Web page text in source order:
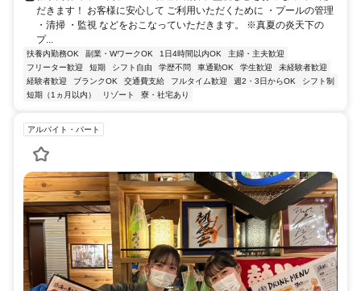
だきます！ お客様に安心して ご利用いただくために ・プールの管理
・清掃 ・監視 などをおこなっていただきます。 ※真夏の炎天下の
プ...
扶養内勤務OK 副業・WワークOK 1日4時間以内OK
主婦・主夫歓迎
フリーター歓迎
短期 シフト自由 学歴不問 車通勤OK 学生歓迎
未経験者歓迎
経験者歓迎
ブランクOK 交通費支給 フルタイム歓迎 週2・3日からOK
シフト制
短期（1ヵ月以内）
リゾート 寮・社宅あり
アルバイト・パート